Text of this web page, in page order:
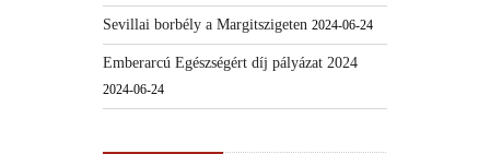
Sevillai borbély a Margitszigeten 2024-06-24
Emberarcú Egészségért díj pályázat 2024
2024-06-24